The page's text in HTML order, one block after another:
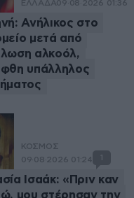
ΕΛΛΑΔΑ09·08·2026 01:36
Ανήλικος στο
μετά από
αλκοόλ,
υπάλληλος
ΚΟΣΜΟΣ
09·08·2026 01:24
1
Ισαάκ: «Πριν καν
μου στέρησαν την